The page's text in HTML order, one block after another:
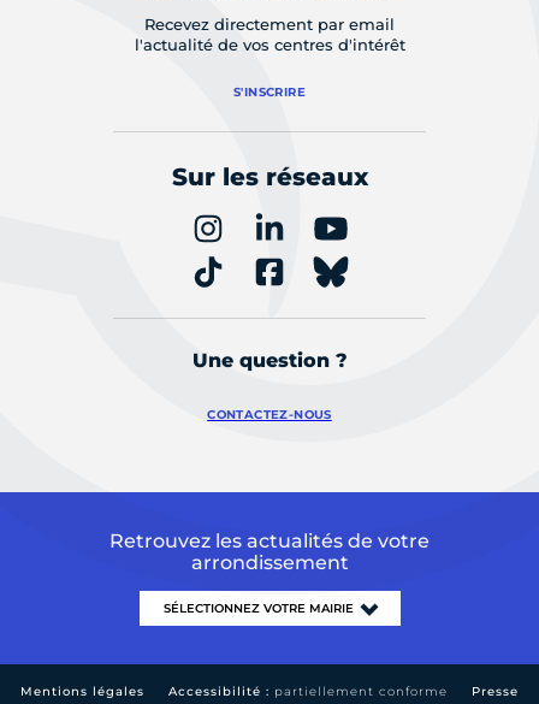
Recevez directement par email
l'actualité de vos centres d'intérêt
S'INSCRIRE
Sur les réseaux
Une question ?
CONTACTEZ-NOUS
Retrouvez les actualités de votre
arrondissement
Mentions légales Accessibilité : partiellement conforme Presse